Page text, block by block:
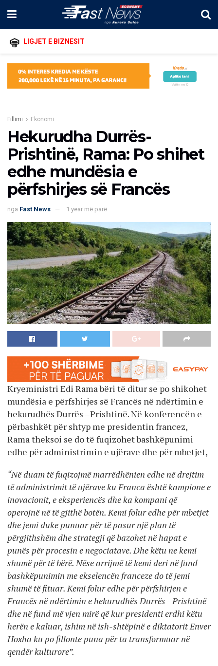
LIGJET E BIZNESIT
Fillimi Ekonomi
Hekurudha Durrës-
Prishtinë, Rama: Po shihet
edhe mundësia e
përfshirjes së Francës
nga Fast News 1 year më parë
Kryeministri Edi Rama bëri të ditur se po shikohet
mundësia e përfshirjes së Francës në ndërtimin e
hekurudhës Durrës –Prishtinë. Në konferencën e
përbashkët për shtyp me presidentin francez,
Rama theksoi se do të fuqizohet bashkëpunimi
edhe për administrimin e ujërave dhe për mbetjet,
“Në duam të fuqizojmë marrëdhënien edhe në drejtim
të administrimit të ujërave ku Franca është kampione e
inovacionit, e eksperiencës dhe ka kompani që
operojnë në të gjithë botën. Kemi folur edhe për mbetjet
dhe jemi duke punuar për të pasur një plan të
përgjithshëm dhe strategji që bazohet në hapat e
punës për procesin e negociatave. Dhe këtu ne kemi
shumë për të bërë. Nëse arrijmë të kemi deri në fund
bashkëpunimin me ekselencën franceze do të jemi
shumë të fituar. Kemi folur edhe për përfshirjen e
Francës në ndërtimin e hekurudhës Durrës –Prishtinë
dhe në fund më vjen mirë që kur presidenti erdhi këtu
herën e kaluar, ishim në ish-shtëpinë e diktatorit Enver
Hoxha ku po fillonte puna për ta transformuar në
qendër kulturore”.